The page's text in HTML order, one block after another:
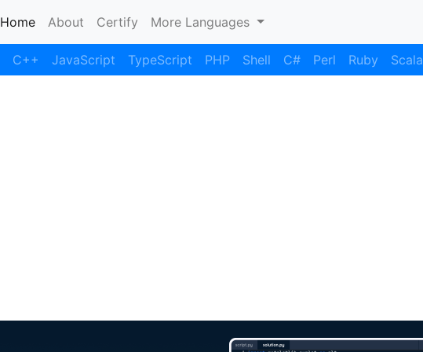
Home(current)
About Certify More Languages
C++ JavaScript TypeScript PHP Shell C# Perl Ruby Scala